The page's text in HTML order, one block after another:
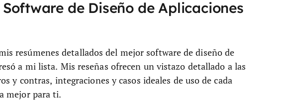
de Diseño de Aplicaciones
resúmenes detallados del mejor software de diseño de
a mi lista. Mis reseñas ofrecen un vistazo detallado a las
y contras, integraciones y casos ideales de uso de cada
mejor para ti.